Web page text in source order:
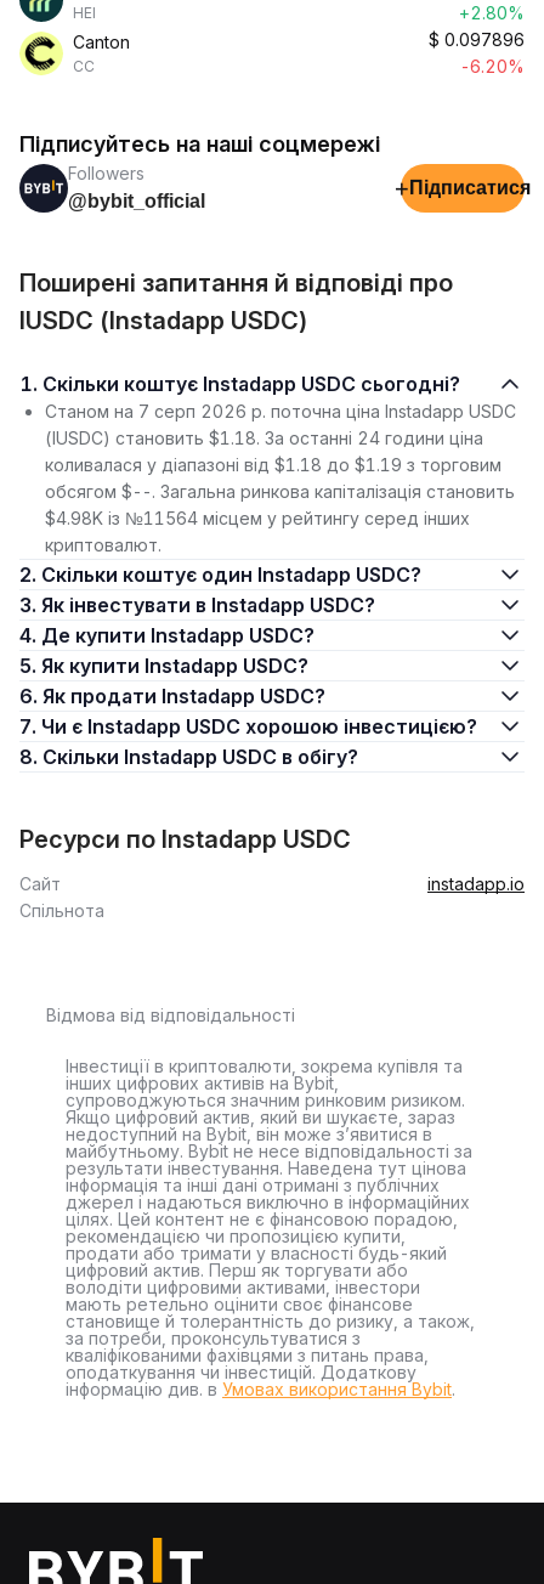
HEI
+2.80%
Canton
CC
$ 0.097896
-6.20%
Підписуйтесь на наші соцмережі
Followers
@bybit_official
+ Підписатися
Поширені запитання й відповіді про
IUSDC (Instadapp USDC)
1. Скільки коштує Instadapp USDC сьогодні?
Станом на 7 серп 2026 р. поточна ціна Instadapp USDC
(IUSDC) становить $1.18. За останні 24 години ціна
коливалася у діапазоні від $1.18 до $1.19 з торговим
обсягом $--. Загальна ринкова капіталізація становить
$4.98K із №11564 місцем у рейтингу серед інших
криптовалют.
2. Скільки коштує один Instadapp USDC?
3. Як інвестувати в Instadapp USDC?
4. Де купити Instadapp USDC?
5. Як купити Instadapp USDC?
6. Як продати Instadapp USDC?
7. Чи є Instadapp USDC хорошою інвестицією?
8. Скільки Instadapp USDC в обігу?
Ресурси по Instadapp USDC
Сайт
instadapp.io
Спільнота
Відмова від відповідальності
Інвестиції в криптовалюти, зокрема купівля та
інших цифрових активів на Bybit,
супроводжуються значним ринковим ризиком.
Якщо цифровий актив, який ви шукаєте, зараз
недоступний на Bybit, він може з’явитися в
майбутньому. Bybit не несе відповідальності за
результати інвестування. Наведена тут цінова
інформація та інші дані отримані з публічних
джерел і надаються виключно в інформаційних
цілях. Цей контент не є фінансовою порадою,
рекомендацією чи пропозицією купити,
продати або тримати у власності будь-який
цифровий актив. Перш як торгувати або
володіти цифровими активами, інвестори
мають ретельно оцінити своє фінансове
становище й толерантність до ризику, а також,
за потреби, проконсультуватися з
кваліфікованими фахівцями з питань права,
оподаткування чи інвестицій. Додаткову
інформацію див. в Умовах використання Bybit.